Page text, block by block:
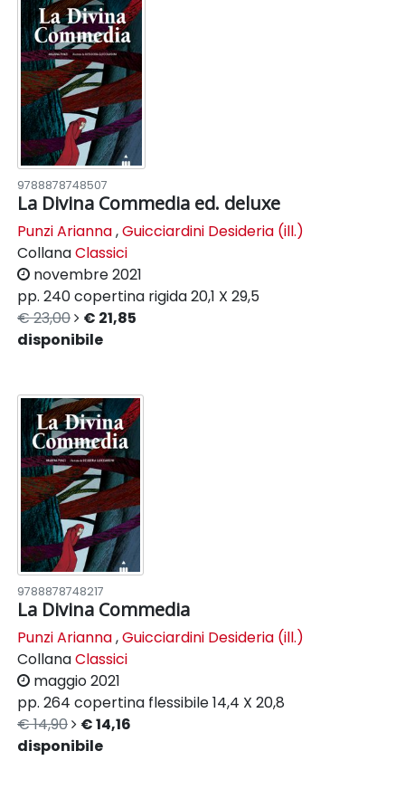
9788878748507
La Divina Commedia ed. deluxe
Punzi Arianna,Guicciardini Desideria (ill.)
CollanaClassici
novembre 2021
pp. 240copertina rigida20,1 X 29,5
€ 23,00
€ 21,85
disponibile
9788878748217
La Divina Commedia
Punzi Arianna,Guicciardini Desideria (ill.)
CollanaClassici
maggio 2021
pp. 264 copertina flessibile14,4 X 20,8
€ 14,90
€ 14,16
disponibile